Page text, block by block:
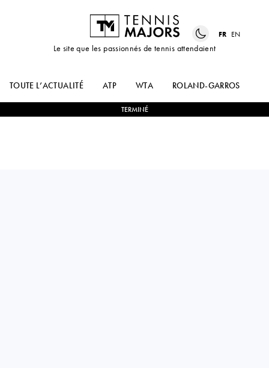
Le site que les passionnés de tennis attendaient
FR EN
TOUTE L’ACTUALITÉ ATP WTA ROLAND-GARROS
TERMINÉ